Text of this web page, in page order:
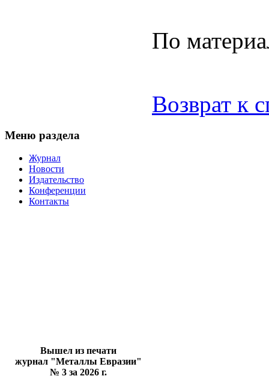
По
Возврат к
Меню раздела
Журнал
Новости
Издательство
Конференции
Контакты
Вышел из печати
журнал "Металлы Евразии"
№ 3 за 2026 г.